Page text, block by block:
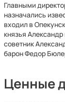
Главными
назначались
входил в
князья
советник
барон Федор
Ценные